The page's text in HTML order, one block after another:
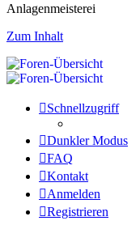
Anlagenmeisterei
Zum Inhalt
Schnellzugriff
Dunkler Modus
FAQ
Kontakt
Anmelden
Registrieren